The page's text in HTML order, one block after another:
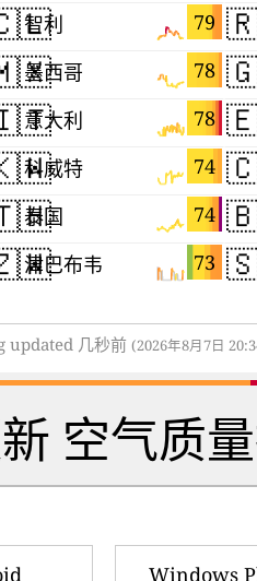
79
智利
78
墨西哥
78
意大利
74
科威特
74
泰国
73
津巴布韦
updated 几秒前 (2026年8月7日
空气质
Windows